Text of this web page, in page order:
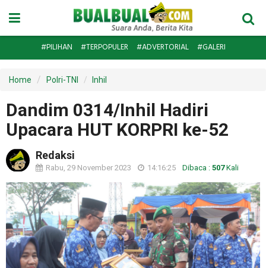
#PILIHAN #TERPOPULER #ADVERTORIAL #GALERI
Home Polri-TNI Inhil
Dandim 0314/Inhil Hadiri
Upacara HUT KORPRI ke-52
Redaksi
Rabu, 29 November 2023 14:16:25 Dibaca : 507Kali